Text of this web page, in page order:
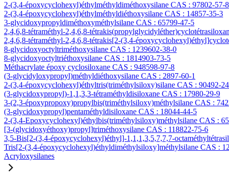
2-(3,4-époxycyclohexyl)éthylméthyldiméthoxysilane CAS : 97802-57-8
2-(3,4-époxycyclohexyl)éthylméthyldiéthoxysilane CAS : 14857-35-3
3-glycidoxypropyldiméthoxyméthylsilane CAS : 65799-47-5
2,4,6,8-tétraméthyl-2,4,6,8-
2,4,6,8-tétraméthyl-2,4,6,8-tétrakis[2-(3,4-
8-glycidoxyoctyltriméthoxysilane CAS : 1239602-38-0
8-glycidoxyoctyltriéthoxysilane CAS : 1814903-73-5
Méthacrylate époxy cyclosiloxane CAS : 948598-97-8
(3-glycidyloxypropyl)méthyldiéthoxysilane CAS : 2897-60-1
2-(3,4-époxycyclohexyl)éthyltris(triméthylsiloxy)silane CAS : 90492-
(3-glycidoxypropyl)-1,1,3,3-tétraméthyldisiloxane CAS : 17980-29-9
3-(2,3-époxypropoxy)propylbis(triméthylsiloxy)méthylsilane CAS :
(3-glycidoxypropyl)pentaméthyldisiloxane CAS : 18044-44-5
2-(3,4-Epoxycyclohexyl)éthylbis(triméthylsiloxy)méthylsilane CAS :
[3-(glycidoxyéthoxy)propyl]triméthoxysilane CAS : 118822-75-6
3,5-Bis[2-(3,4-époxycyclohexyl)éthyl]-1,1,1,3,5,7,7,7-
Tris[2-(3,4-époxycyclohexyl)éthyldiméthylsiloxy]méthylsilane CAS :
Acryloxysilanes